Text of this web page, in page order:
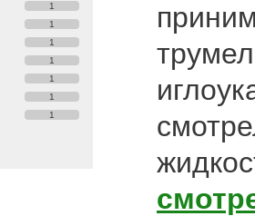
1
1
1
1
1
1
1